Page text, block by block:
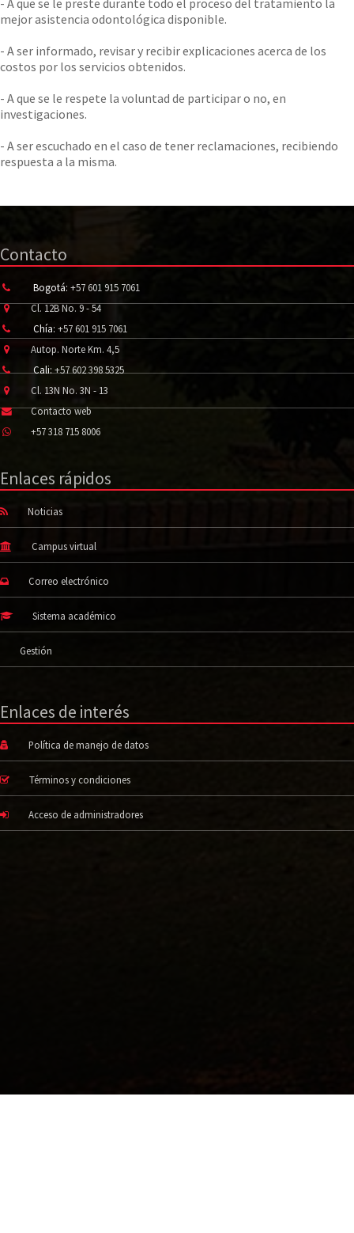
- A que se le preste durante todo el proceso del tratamiento la
mejor asistencia odontológica disponible.
- A ser informado, revisar y recibir explicaciones acerca de los
costos por los servicios obtenidos.
- A que se le respete la voluntad de participar o no, en
investigaciones.
- A ser escuchado en el caso de tener reclamaciones, recibiendo
respuesta a la misma.
Contacto
Bogotá: +57 601 915 7061
Cl. 12B No. 9 - 54
Chía: +57 601 915 7061
Autop. Norte Km. 4,5
Cali: +57 602 398 5325
Cl. 13N No. 3N - 13
Contacto web
+57 318 715 8006
Enlaces rápidos
Noticias
Campus virtual
Correo electrónico
Sistema académico
Gestión
Enlaces de interés
Política de manejo de datos
Términos y condiciones
Acceso de administradores